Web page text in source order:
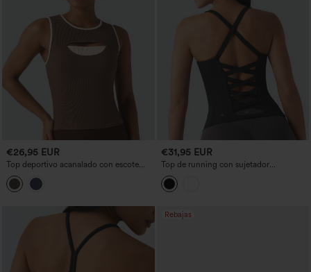
€26,95 EUR
Top deportivo acanalado con escote
redondo, abertura frontal y diseño color
block
€31,95 EUR
Top de running con sujetador
incorporado, espalda descubierta y
tirantes cruzados - de mayor longitud,
copas A-D
Rebajas